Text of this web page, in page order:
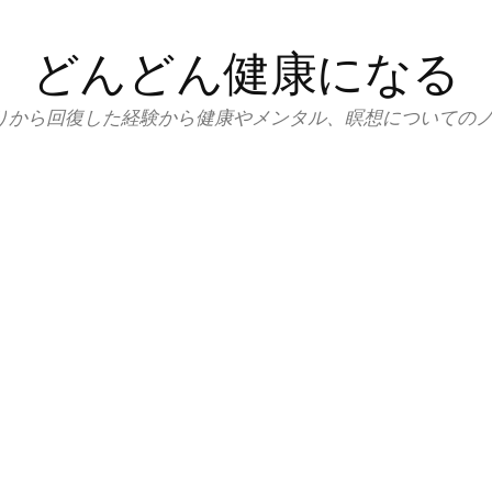
どんどん健康になる
から回復した経験から健康やメンタル、瞑想についての